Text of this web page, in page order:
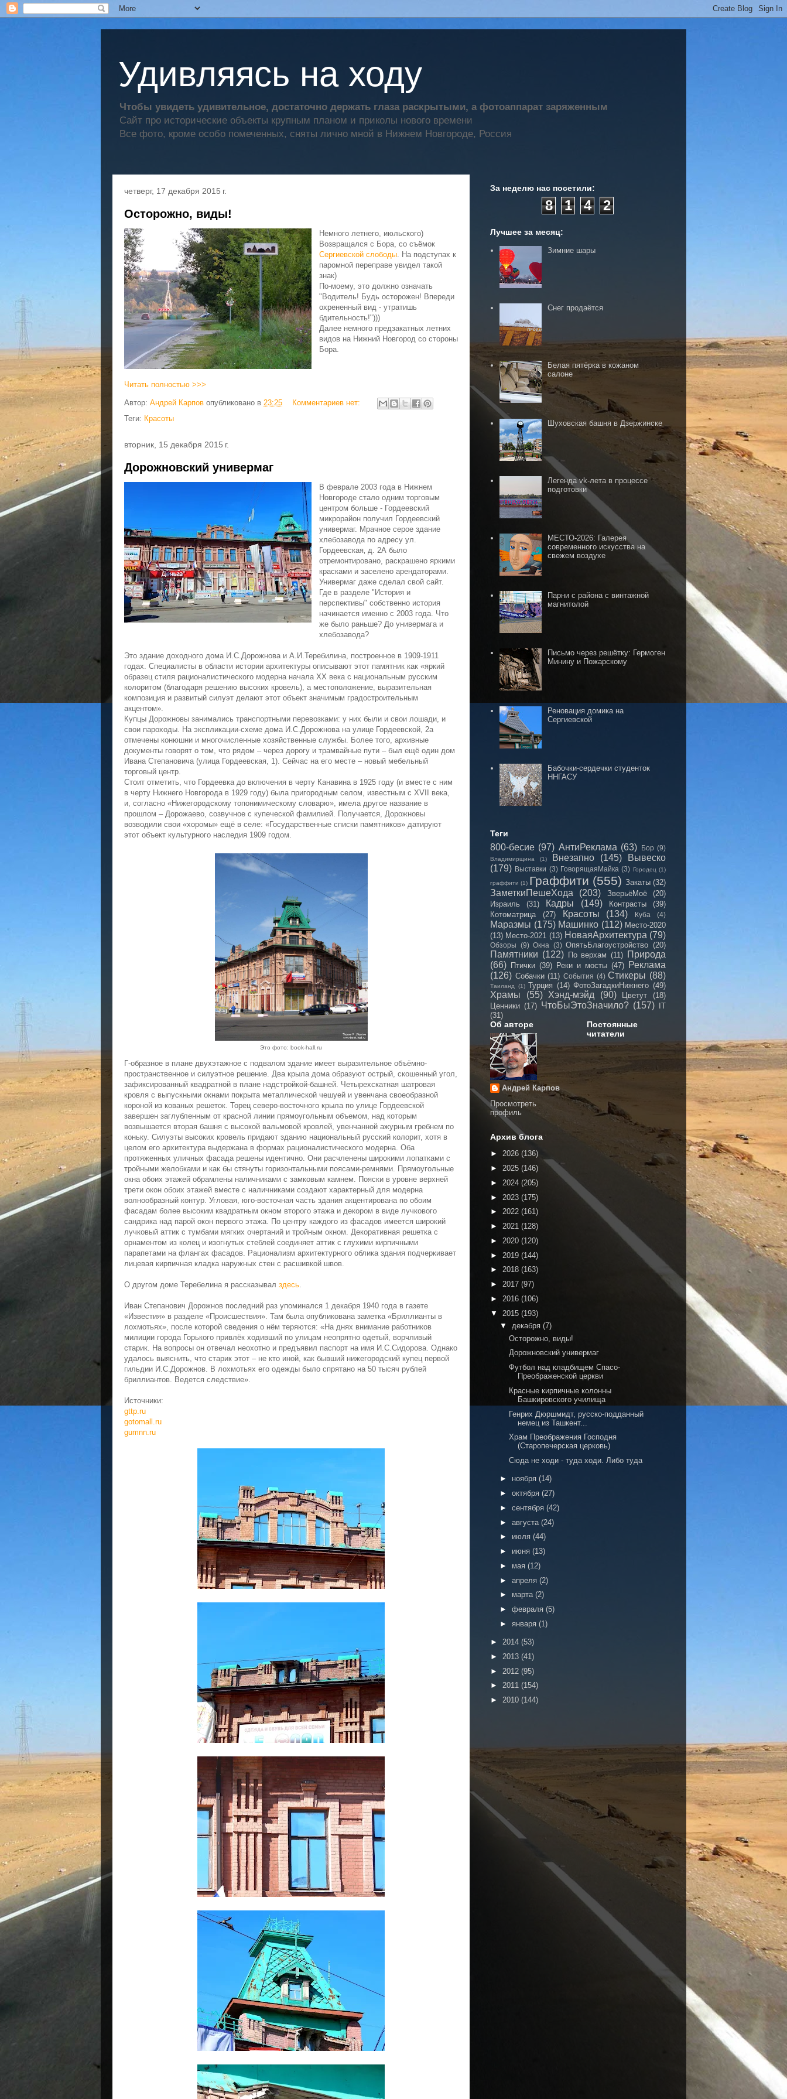
Удивляясь на ходу
Чтобы увидеть удивительное, достаточно держать глаза раскрытыми, а фотоаппарат заряженным
Сайт про исторические объекты крупным планом и приколы нового времени
Все фото, кроме особо помеченных, сняты лично мной в Нижнем Новгороде, Россия
четверг, 17 декабря 2015 г.
Осторожно, виды!
Немного летнего, июльского)
Возвращался с Бора, со съёмок
Сергиевской слободы. На подступах к
паромной переправе увидел такой
знак)
По-моему, это должно означать
"Водитель! Будь осторожен! Впереди
охрененный вид - утратишь
бдительность!")))
Далее немного предзакатных летних
видов на Нижний Новгород со стороны
Бора.
Читать полностью >>>
Автор: Андрей Карпов опубликовано в 23:25
Комментариев нет:
Теги: Красоты
вторник, 15 декабря 2015 г.
Дорожновский универмаг
В феврале 2003 года в Нижнем
Новгороде стало одним торговым
центром больше - Гордеевский
микрорайон получил Гордеевский
универмаг. Мрачное серое здание
хлебозавода по адресу ул.
Гордеевская‚ д. 2А было
отремонтировано, раскрашено яркими
красками и заселено арендаторами.
Универмаг даже сделал свой сайт.
Где в разделе "История и
перспективы" собственно история
начинается именно с 2003 года. Что
же было раньше? До универмага и
хлебозавода?
Это здание доходного дома И.С.Дорожнова и А.И.Теребилина, построенное в 1909-1911
годах. Специалисты в области истории архитектуры описывают этот памятник как «яркий
образец стиля рационалистического модерна начала ХХ века с национальным русским
колоритом (благодаря решению высоких кровель), а местоположение, выразительная
композиция и развитый силуэт делают этот объект значимым градостроительным
акцентом».
Купцы Дорожновы занимались транспортными перевозками: у них были и свои лошади, и
свои пароходы. На экспликации-схеме дома И.С.Дорожнова на улице Гордеевской, 2а
отмечены конюшни и многочисленные хозяйственные службы. Более того, архивные
документы говорят о том, что рядом – через дорогу и трамвайные пути – был ещё один дом
Ивана Степановича (улица Гордеевская, 1). Сейчас на его месте – новый мебельный
торговый центр.
Стоит отметить, что Гордеевка до включения в черту Канавина в 1925 году (и вместе с ним
в черту Нижнего Новгорода в 1929 году) была пригородным селом, известным с XVII века,
и, согласно «Нижегородскому топонимическому словарю», имела другое название в
прошлом – Дорожаево, созвучное с купеческой фамилией. Получается, Дорожновы
возводили свои «хоромы» ещё в селе: «Государственные списки памятников» датируют
этот объект культурного наследия 1909 годом.
Это фото: book-hall.ru
Г-образное в плане двухэтажное с подвалом здание имеет выразительное объёмно-
пространственное и силуэтное решение. Два крыла дома образуют острый, скошенный угол,
зафиксированный квадратной в плане надстройкой-башней. Четырехскатная шатровая
кровля с выпускными окнами покрыта металлической чешуей и увенчана своеобразной
короной из кованых решеток. Торец северо-восточного крыла по улице Гордеевской
завершен заглубленным от красной линии прямоугольным объемом, над которым
возвышается вторая башня с высокой вальмовой кровлей, увенчанной ажурным гребнем по
коньку. Силуэты высоких кровель придают зданию национальный русский колорит, хотя в
целом его архитектура выдержана в формах рационалистического модерна. Оба
протяженных уличных фасада решены идентично. Они расчленены широкими лопатками с
тройными желобками и как бы стянуты горизонтальными поясами-ремнями. Прямоугольные
окна обоих этажей обрамлены наличниками с замковым камнем. Пояски в уровне верхней
трети окон обоих этажей вместе с наличниками создают характерный для модерна
волнообразный контур. Угловая, юго-восточная часть здания акцентирована по обоим
фасадам более высоким квадратным окном второго этажа и декором в виде лучкового
сандрика над парой окон первого этажа. По центру каждого из фасадов имеется широкий
лучковый аттик с тумбами мягких очертаний и тройным окном. Декоративная решетка с
орнаментом из колец и изогнутых стеблей соединяет аттик с глухими кирпичными
парапетами на флангах фасадов. Рационализм архитектурного облика здания подчеркивает
лицевая кирпичная кладка наружных стен c расшивкой швов.
О другом доме Теребелина я рассказывал здесь
Иван Степанович Дорожнов последний раз упоминался 1 декабря 1940 года в газете
«Известия» в разделе «Происшествия». Там была опубликована заметка «Бриллианты в
лохмотьях», после которой сведения о нём теряются: «На днях внимание работников
милиции города Горького привлёк ходивший по улицам неопрятно одетый, ворчливый
старик. На вопросы он отвечал неохотно и предъявил паспорт на имя И.С.Сидорова. Однако
удалось выяснить, что старик этот – не кто иной, как бывший нижегородский купец первой
гильдии И.С.Дорожнов. В лохмотьях его одежды было спрятано на 50 тысяч рублей
бриллиантов. Ведется следствие».
Источники:
gttp.ru
gotomall.ru
gumnn.ru
За неделю нас посетили:
8 1 4 2
Лучшее за месяц:
Зимние шары
Снег продаётся
Белая пятёрка в кожаном
салоне
Шуховская башня в Дзержинске
Легенда vk-лета в процессе
подготовки
МЕСТО-2026: Галерея
современного искусства на
свежем воздухе
Парни с района с винтажной
магнитолой
Письмо через решётку: Гермоген
Минину и Пожарскому
Реновация домика на
Сергиевской
Бабочки-сердечки студенток
ННГАСУ
Теги
800-бесие (97) АнтиРеклама (63) Бор (9)
Владимирщина (1) Внезапно (145)
Вывеско
(179) Выставки (3) ГоворящаяМайка (3) Городец (1)
граффити (1) Граффити (555) Закаты (32)
ЗаметкиПешеХода (203) ЗверьёМоё
(20)
Израиль
(31) Кадры (149) Контрасты
(39)
Котоматрица
(27) Красоты (134) Куба (4)
Маразмы (175) Машинко (112) Место-2020
(13) Место-2021 (13) НоваяАрхитектура (79)
Обзоры (9) Окна (3) ОпятьБлагоустройство (20)
Памятники (122) По верхам (11) Природа
(66) Птички (39) Реки и мосты (47) Реклама
(126) Собачки (11) События (4) Стикеры (88)
Таиланд (1) Турция (14) ФотоЗагадкиНижнего (49)
Храмы (55) Хэнд-мэйд (90) Цветут
(18)
Ценники (17) ЧтоБыЭтоЗначило? (157)
IT
(31)
Об авторе
Андрей Карпов
Просмотреть
профиль
Постоянные
читатели
Архив блога
► 2026 (136)
► 2025 (146)
► 2024 (205)
► 2023 (175)
► 2022 (161)
► 2021 (128)
► 2020 (120)
► 2019 (144)
► 2018 (163)
► 2017 (97)
► 2016 (106)
▼ 2015 (193)
▼ декабря (7)
Осторожно, виды!
Дорожновский универмаг
Футбол над кладбищем Спасо-
Преображенской церкви
Красные кирпичные колонны
Башкировского училища
Генрих Дюршмидт, русско-подданный
немец из Ташкент...
Храм Преображения Господня
(Старопечерская церковь)
Сюда не ходи - туда ходи. Либо туда
► ноября (14)
► октября (27)
► сентября (42)
► августа (24)
► июля (44)
► июня (13)
► мая (12)
► апреля (2)
► марта (2)
► февраля (5)
► января (1)
► 2014 (53)
► 2013 (41)
► 2012 (95)
► 2011 (154)
► 2010 (144)